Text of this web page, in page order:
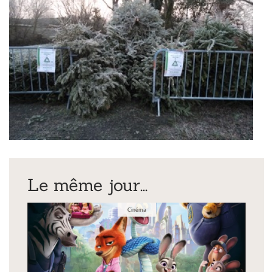
Le même jour...
Cinéma